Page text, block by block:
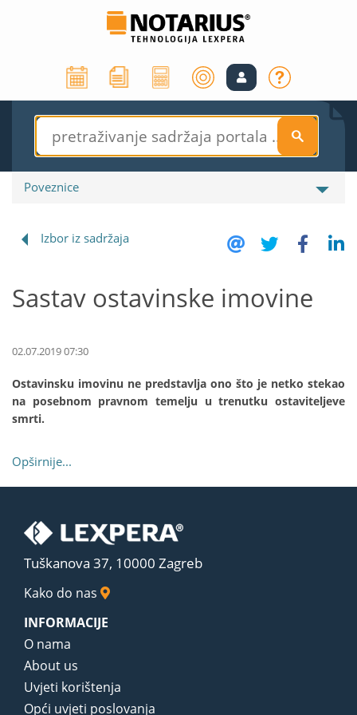
S
Poveznice
Izbor iz sadržaja
Sastav ostavinske imovine
02.07.2019 07:30
Ostavinsku imovinu ne predstavlja ono što je netko stekao
na posebnom pravnom temelju u trenutku ostaviteljeve
smrti.
Opširnije...
Tuškanova 37, 10000 Zagreb
Kako do nas
INFORMACIJE
O nama
About us
Uvjeti korištenja
Opći uvjeti poslovanja